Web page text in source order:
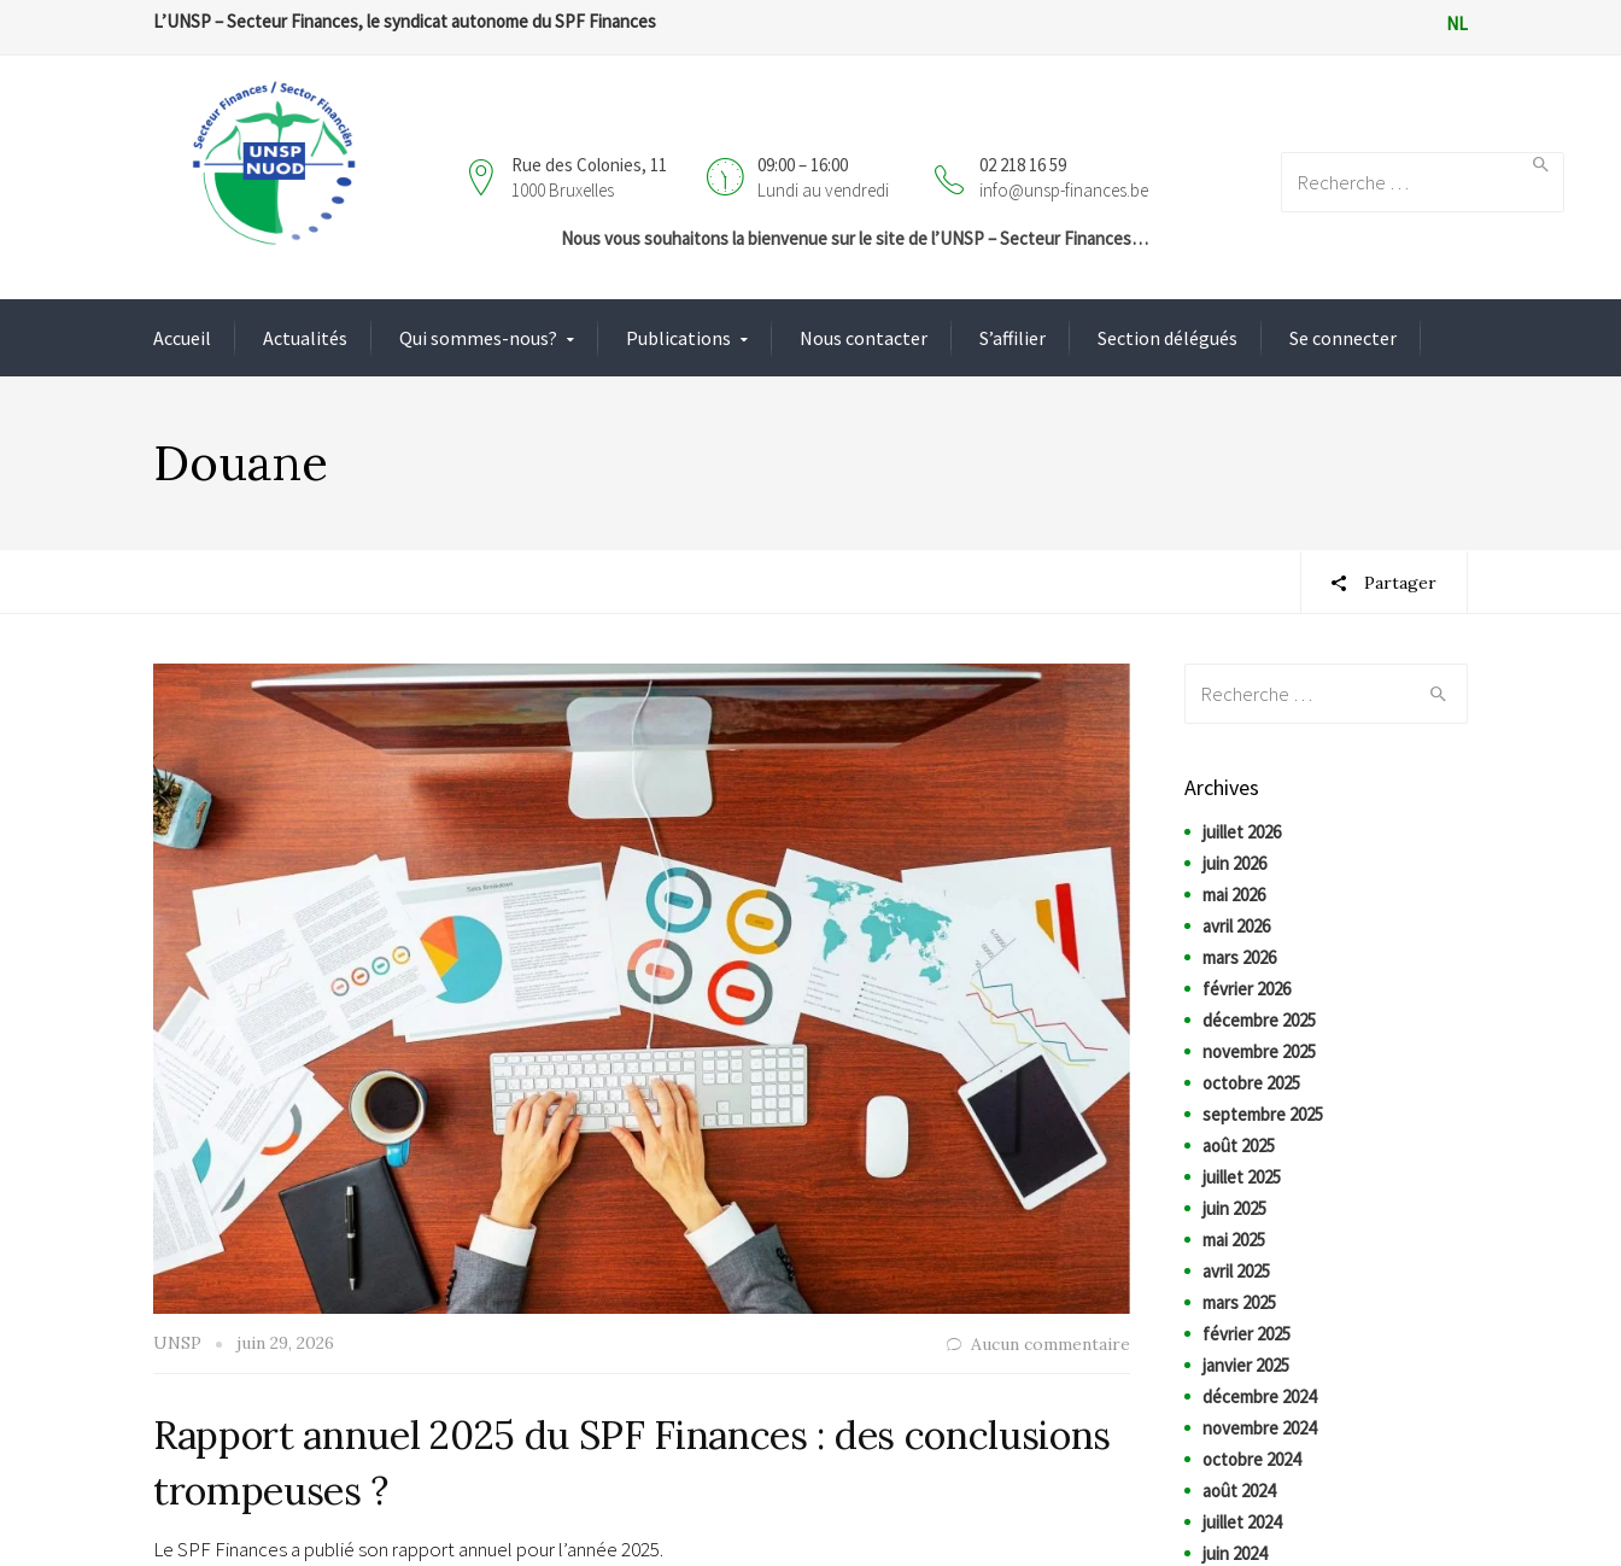
L’UNSP – Secteur Finances, le syndicat autonome du SPF Finances NL
02 218 16 59
info@unsp-finances.be
09:00 – 16:00
Lundi au vendredi
Rue des Colonies, 11
1000 Bruxelles
Nous vous souhaitons la bienvenue sur le site de l’UNSP – Secteur Finances…
Accueil Actualités Qui sommes-nous? Publications Nous contacter S’affilier Section délégués Se connecter
Douane
Partager
UNSP juin 29, 2026 Aucun commentaire
Rapport annuel 2025 du SPF Finances : des conclusions
trompeuses ?
Le SPF Finances a publié son rapport annuel pour l’année 2025.
Archives
juillet 2026
juin 2026
mai 2026
avril 2026
mars 2026
février 2026
décembre 2025
novembre 2025
octobre 2025
septembre 2025
août 2025
juillet 2025
juin 2025
mai 2025
avril 2025
mars 2025
février 2025
janvier 2025
décembre 2024
novembre 2024
octobre 2024
août 2024
juillet 2024
juin 2024